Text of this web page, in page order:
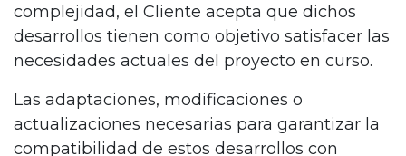
complejidad, el Cliente acepta que dichos
desarrollos tienen como objetivo satisfacer las
necesidades actuales del proyecto en curso.
Las adaptaciones, modificaciones o
actualizaciones necesarias para garantizar la
compatibilidad de estos desarrollos con